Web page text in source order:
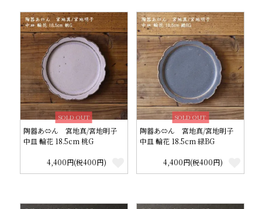
SOLD OUT
陶器あ⇔ん 宮地真/宮地明子
中皿 輪花 18.5cm 桃G
4,400円(税400円)
SOLD OUT
陶器あ⇔ん 宮地真/宮地明子
中皿 輪花 18.5cm 緑BG
4,400円(税400円)